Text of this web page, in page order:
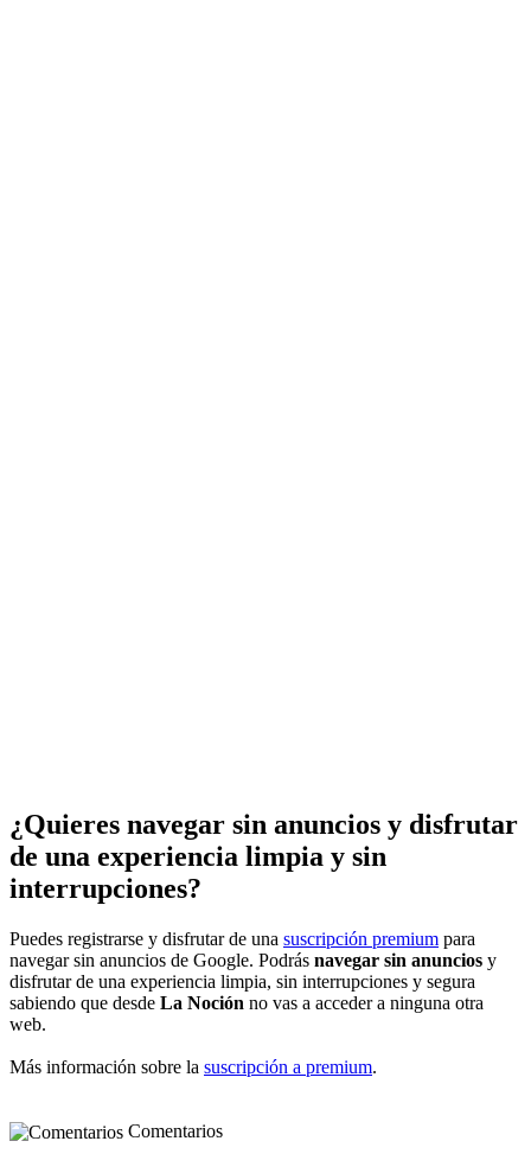
¿Quieres navegar sin anuncios y disfrutar
de una experiencia limpia y sin
interrupciones?
Puedes registrarse y disfrutar de una suscripción premium para
navegar sin anuncios de Google. Podrás navegar sin anuncios y
disfrutar de una experiencia limpia, sin interrupciones y segura
sabiendo que desde La Noción no vas a acceder a ninguna otra
web.
Más información sobre la suscripción a premium.
Comentarios